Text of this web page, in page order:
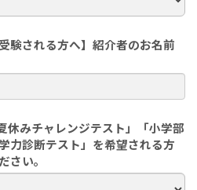
験される方へ】紹介者のお名前
みチャレンジテスト」「小学部
力診断テスト」を希望される方
さい。